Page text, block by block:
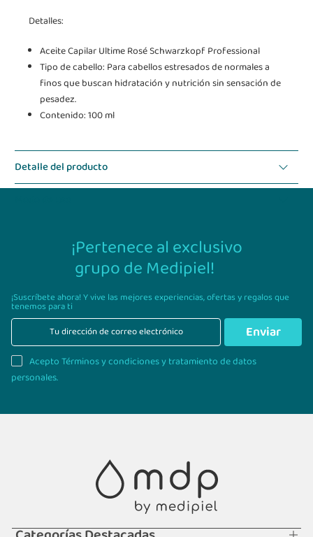
Detalles:
Aceite Capilar Ultime Rosé Schwarzkopf Professional
Tipo de cabello: Para cabellos estresados de normales a
finos que buscan hidratación y nutrición sin sensación de
pesadez.
Contenido: 100 ml
Detalle del producto
¡Pertenece al exclusivo
grupo de Medipiel!
¡Suscríbete ahora! Y vive las mejores experiencias,ofertas y regalos que
tenemos para ti
Enviar
Acepto Términos y condiciones y tratamiento de datos
personales.